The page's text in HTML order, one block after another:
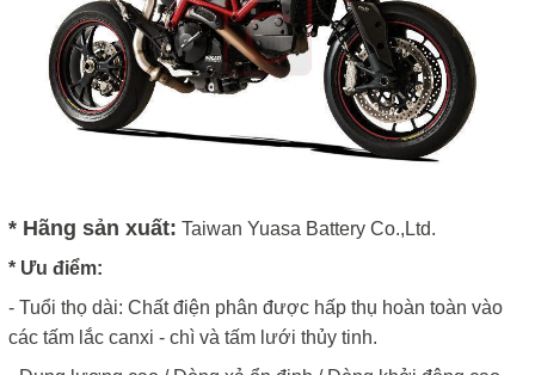
* Hãng sản xuất: Taiwan Yuasa Battery Co.,Ltd.
* Ưu điểm:
- Tuổi thọ dài: Chất điện phân được hấp thụ hoàn toàn vào
các tấm lắc canxi - chì và tấm lưới thủy tinh.